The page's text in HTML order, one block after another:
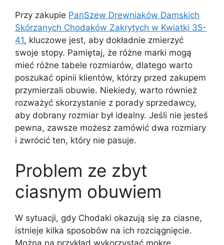
Przy zakupie PanSzew Drewniaków Damskich
Skórzanych Chodaków Zakrytych w Kwiatki 35-
41, kluczowe jest, aby dokładnie zmierzyć
swoje stopy. Pamiętaj, że różne marki mogą
mieć różne tabele rozmiarów, dlatego warto
poszukać opinii klientów, którzy przed zakupem
przymierzali obuwie. Niekiedy, warto również
rozważyć skorzystanie z porady sprzedawcy,
aby dobrany rozmiar był idealny. Jeśli nie jesteś
pewna, zawsze możesz zamówić dwa rozmiary
i zwrócić ten, który nie pasuje.
Problem ze zbyt
ciasnym obuwiem
W sytuacji, gdy Chodaki okazują się za ciasne,
istnieje kilka sposobów na ich rozciągnięcie.
Można na przykład wykorzystać mokre